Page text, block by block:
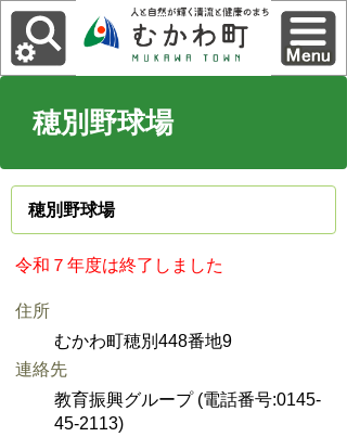
穂別野球場
穂別野球場
令和７年度は終了しました
住所
むかわ町穂別448番地9
連絡先
教育振興グループ (電話番号:0145-
45-2113)